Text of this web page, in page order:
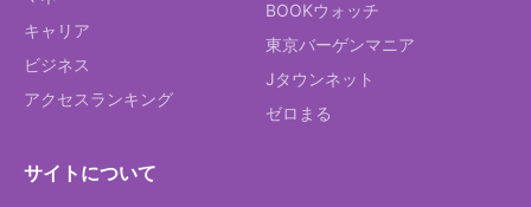
キャリア
ビジネス
アクセスランキング
BOOKウォッチ
東京バーゲンマニア
Jタウンネット
ゼロまる
サイトについて